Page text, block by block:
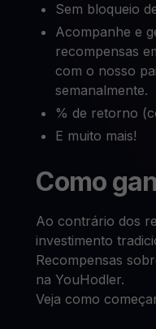
Sem bloqueio
Acompanhe e
recompensas
com o nosso
semanalmente.
% de retorno
E muito mais!
Como
Ao contrário dos
investimento
Recompensas
na YouHodler.
Veja como